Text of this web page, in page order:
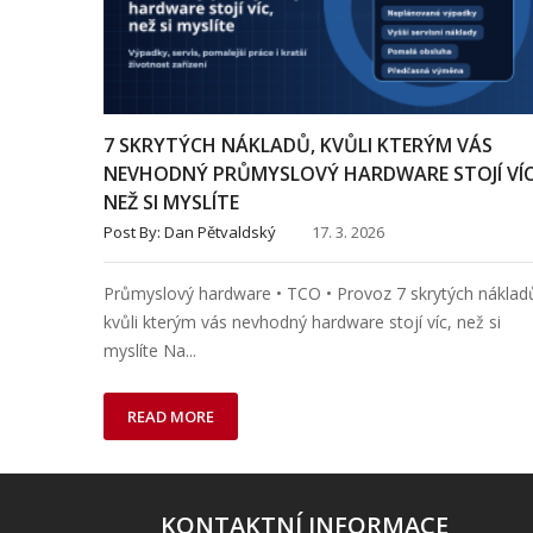
7 SKRYTÝCH NÁKLADŮ, KVŮLI KTERÝM VÁS
NEVHODNÝ PRŮMYSLOVÝ HARDWARE STOJÍ
NEŽ SI MYSLÍTE
Post By: Dan Pětvaldský 17. 3. 2026
Průmyslový hardware • TCO • Provoz 7 skrytých
kvůli kterým vás nevhodný hardware stojí víc, než si
myslíte Na...
READ MORE
KONTAKTNÍ INFORMACE